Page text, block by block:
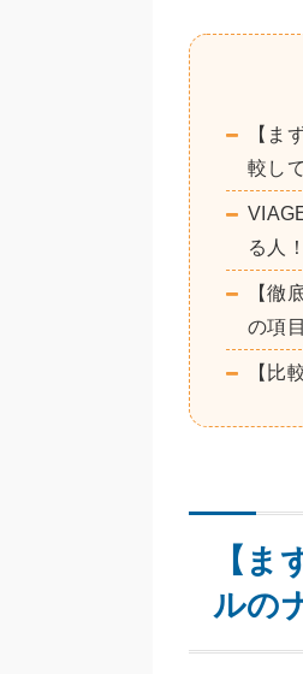
【ま
較し
る人！
【徹
の項
【比
【
ルの